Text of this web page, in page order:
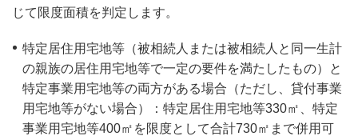
じて限度面積を判定します。
特定居住用宅地等（被相続人または被相続人と同一生計
の親族の居住用宅地等で一定の要件を満たしたもの）と
特定事業用宅地等の両方がある場合（ただし、貸付事業
用宅地等がない場合）：特定居住用宅地等330㎡、特定
事業用宅地等400㎡を限度として合計730㎡まで併用可